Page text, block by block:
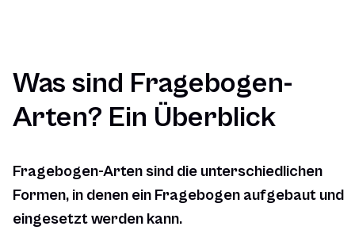
Was sind Fragebogen-
Arten? Ein Überblick
Fragebogen-Arten sind die unterschiedlichen
Formen, in denen ein Fragebogen aufgebaut und
eingesetzt werden kann.